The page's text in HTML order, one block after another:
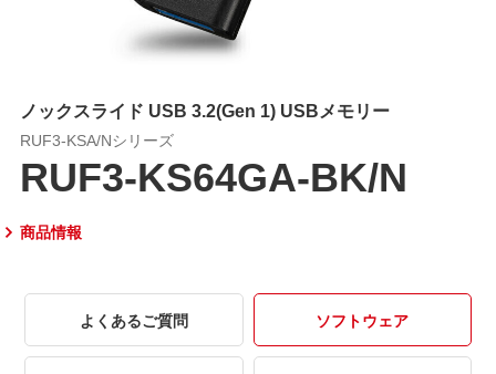
ノックスライド USB 3.2(Gen 1) USBメモリー
RUF3-KSA/Nシリーズ
RUF3-KS64GA-BK/N
商品情報
よくあるご質問 ソフトウェア